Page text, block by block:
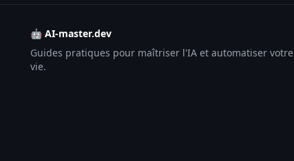
🤖 AI-master.dev
Guides pratiques pour maîtriser l'IA et automatiser votre
vie.